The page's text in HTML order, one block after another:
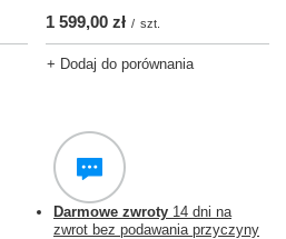
1 599,00 zł / szt.
+ Dodaj do porównania
Darmowe zwroty 14 dni na
zwrot bez podawania przyczyny